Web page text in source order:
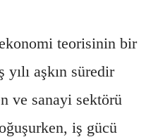
teorisinin bir
yılı aşkın süredir
ve sanayi sektörü
iş gücü